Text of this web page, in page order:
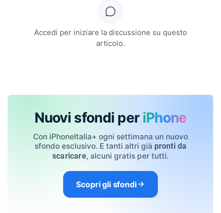
Accedi per iniziare la discussione su questo
articolo.
Nuovi sfondi per iPhone
Con iPhoneItalia+ ogni settimana un nuovo
sfondo esclusivo. E tanti altri già pronti da
scaricare, alcuni gratis per tutti.
Scopri gli sfondi